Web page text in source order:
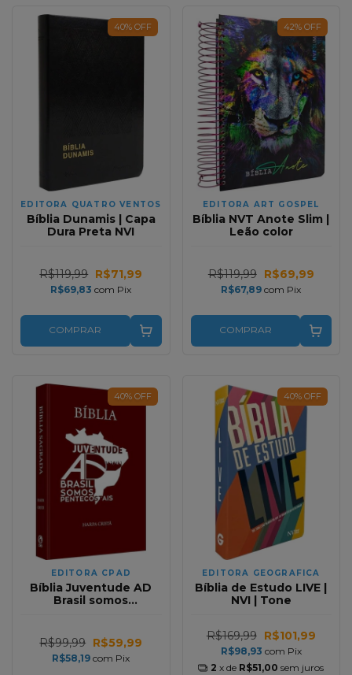
40% OFF
EDITORA QUATRO VENTOS
Bíblia Dunamis | Capa
Dura Preta NVI
R$119,99 R$71,99
R$69,83com Pix
COMPRAR
42% OFF
EDITORA ART GOSPEL
Bíblia NVT Anote Slim |
Leão color
R$119,99 R$69,99
R$67,89com Pix
COMPRAR
40% OFF
EDITORA CPAD
Bíblia Juventude AD
Brasil somos
Marrom
R$99,99 R$59,99
R$58,19com Pix
40% OFF
EDITORA GEOGRAFICA
Bíblia de Estudo LIVE |
NVI | Tone
R$169,99 R$101,99
R$98,93 com Pix
2 x de R$51,00 sem juros